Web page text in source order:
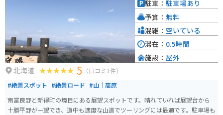
北海道 5 （口コミ1件）
#絶景スポット #絶景ロード #山｜高原
南富良野と新得町の境目にある展望スポットです。晴れていれば展望台から
十勝平野が一望でき、道中も適度な山道でツーリングには最適です。駐車場も
駐車： 駐車場あり
予算： 無料
混雑： 空いている
滞在： 0.5時間
施設： 屋外